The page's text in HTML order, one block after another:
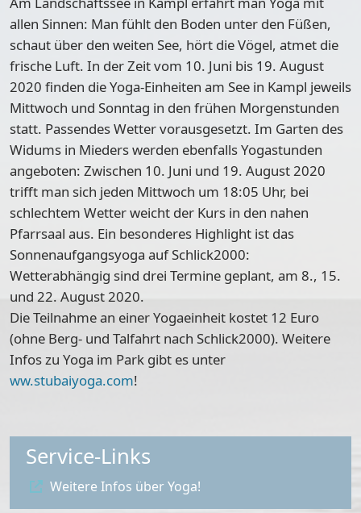
allen Sinnen: Man fühlt den Boden unter den Füßen,
schaut über den weiten See, hört die Vögel, atmet die
frische Luft. In der Zeit vom 10. Juni bis 19. August
2020 finden die Yoga-Einheiten am See in Kampl jeweils
Mittwoch und Sonntag in den frühen Morgenstunden
statt. Passendes Wetter vorausgesetzt. Im Garten des
Widums in Mieders werden ebenfalls Yogastunden
angeboten: Zwischen 10. Juni und 19. August 2020
trifft man sich jeden Mittwoch um 18:05 Uhr, bei
schlechtem Wetter weicht der Kurs in den nahen
Pfarrsaal aus. Ein besonderes Highlight ist das
Sonnenaufgangsyoga aufSchlick2000:
Wetterabhängig sind drei Termine geplant, am 8., 15.
und 22. August 2020.
Die Teilnahme an einer Yogaeinheit kostet 12 Euro
(ohne Berg- und Talfahrt nach Schlick2000). Weitere
Infos zu Yoga im Park gibt es unter
ww.stubaiyoga.com!
Service-Links
Weitere Infos über Yoga!